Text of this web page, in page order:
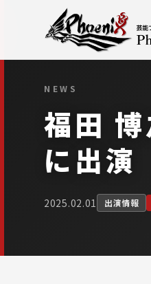
NEWS
福田
に出演
2025.02.01 出演情報